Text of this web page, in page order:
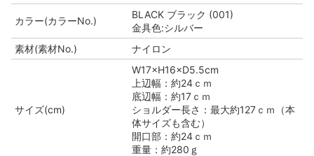
カラー(カラーNo.)
BLACK ブラック (001)
金具色:シルバー
素材(素材No.)
ナイロン
サイズ(cm)
W17×H16×D5.5cm
上辺幅：約24ｃｍ
底辺幅：約17ｃｍ
ショルダー長さ：最大約127ｃｍ（本
体サイズも含む）
開口部：約24ｃｍ
重量：約280ｇ